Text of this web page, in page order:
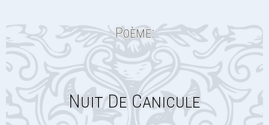
Poème:
Nuit De Canicule